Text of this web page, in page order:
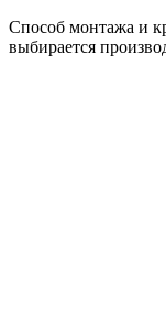
Способ монтажа и
выбирается